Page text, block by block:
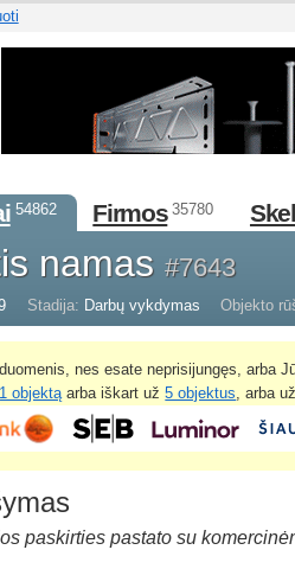
54862 Firmos 35780
namas#7643
Stadija: Darbų vykdymas Objekto
nes esate neprisijungęs, arba
1 objektą arba iškart už5 objektus , arba
paskirties pastato su